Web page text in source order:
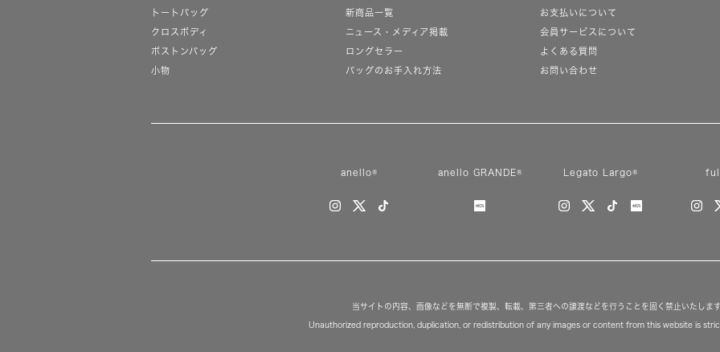
トートバッグ
クロスボディ
ボストンバッグ
小物
新商品一覧
ニュース・メディア掲載
ロングセラー
バッグのお手入れ方法
お支払いについて
会員サービスについて
よくある質問
お問い合わせ
anello® anello GRANDE® Legato Largo®
当サイトの内容、画像などを無断で複製、転載、第三者への譲渡などを行うことを固く禁止いたします
Unauthorized reproduction, duplication, or redistribution of any images or content from this website is